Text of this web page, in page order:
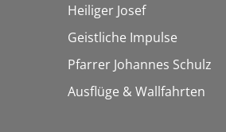
Heiliger Josef
Geistliche Impulse
Pfarrer Johannes Schulz
Ausflüge & Wallfahrten